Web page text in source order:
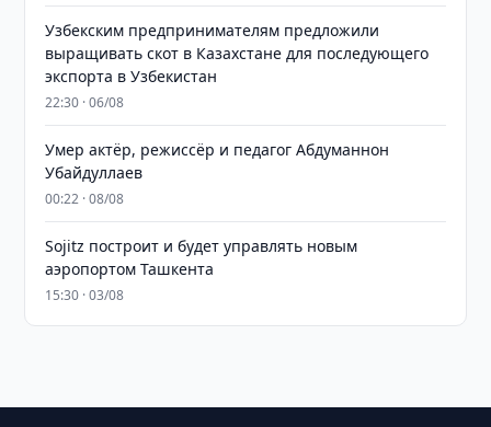
Узбекским предпринимателям предложили
выращивать скот в Казахстане для последующего
экспорта в Узбекистан
22:30 · 06/08
Умер актёр, режиссёр и педагог Абдуманнон
Убайдуллаев
00:22 · 08/08
Sojitz построит и будет управлять новым
аэропортом Ташкента
15:30 · 03/08